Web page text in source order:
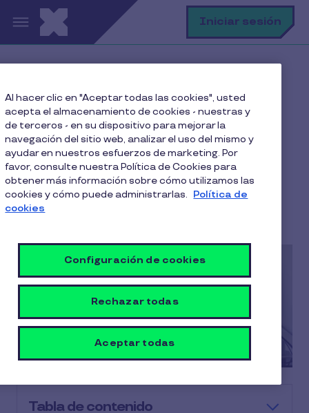
Pasar al contenido principal Iniciar sesión
¿Presencial, híbrido o teletrabajo en Chile?
¿Presencial, híbrido o
teletrabajo en Chile?
Tabla de contenido
Al hacer clic en "Aceptar todas las cookies", usted
acepta el almacenamiento de cookies - nuestras y
de terceros - en su dispositivo para mejorar la
navegación del sitio web, analizar el uso del mismo y
ayudar en nuestros esfuerzos de marketing. Por
favor, consulte nuestra Política de Cookies para
obtener más información sobre cómo utilizamos las
cookies y cómo puede administrarlas. Política de
cookies
Configuración de cookies
Rechazar todas
Aceptar todas